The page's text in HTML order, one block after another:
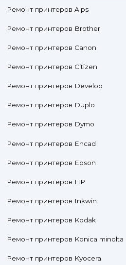
Ремонт принтеров Alps
Ремонт принтеров Brother
Ремонт принтеров Canon
Ремонт принтеров Citizen
Ремонт принтеров Develop
Ремонт принтеров Duplo
Ремонт принтеров Dymo
Ремонт принтеров Encad
Ремонт принтеров Epson
Ремонт принтеров HP
Ремонт принтеров Inkwin
Ремонт принтеров Kodak
Ремонт принтеров Konica minolta
Ремонт принтеров Kyocera